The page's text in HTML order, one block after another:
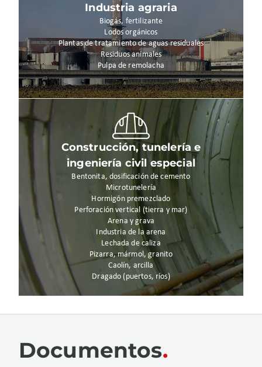
Industria agraria
Biogás, fertilizante
Lodos orgánicos
Plantas de tratamiento de aguas residuales
Residuos animales
Pulpa de remolacha
Construcción, tunelería e
ingeniería civil especial
Bentonita, dosificación de cemento
Microtunelería
Hormigón premezclado
Perforación vertical (tierra y mar)
Arena y grava
Industria de la arena
Lechada de caliza
Pizarra, mármol, granito
Caolín, arcilla
Dragado (puertos, ríos)
Documentos